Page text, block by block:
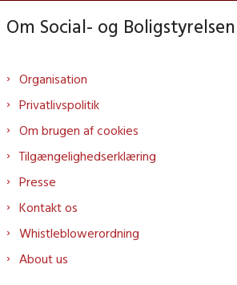
Om Social- og Boligstyrelsen
Organisation
Privatlivspolitik
Om brugen af cookies
Tilgængelighedserklæring
Presse
Kontakt os
Whistleblowerordning
About us